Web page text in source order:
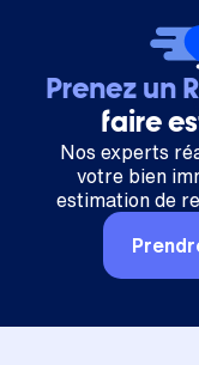
Prenez un
faire
Nos experts
votre bien
estimation de